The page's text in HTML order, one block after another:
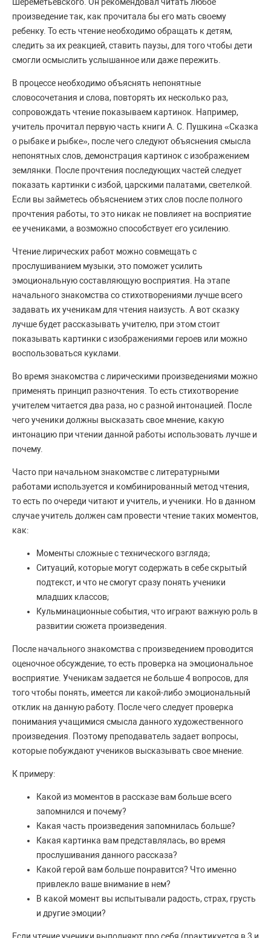
Шереметьевского. Он рекомендовал читать любое
произведение так, как прочитала бы его мать своему
ребенку. То есть чтение необходимо обращать к детям,
следить за их реакцией, ставить паузы, для того чтобы дети
смогли осмыслить услышанное или даже пережить.
В процессе необходимо объяснять непонятные
словосочетания и слова, повторять их несколько раз,
сопровождать чтение показываем картинок. Например,
учитель прочитал первую часть книги А. С. Пушкина «Сказка
о рыбаке и рыбке», после чего следуют объяснения смысла
непонятных слов, демонстрация картинок с изображением
землянки. После прочтения последующих частей следует
показать картинки с избой, царскими палатами, светелкой.
Если вы займетесь объяснением этих слов после полного
прочтения работы, то это никак не повлияет на восприятие
ее учениками, а возможно способствует его усилению.
Чтение лирических работ можно совмещать с
прослушиванием музыки, это поможет усилить
эмоциональную составляющую восприятия. На этапе
начального знакомства со стихотворениями лучше всего
задавать их ученикам для чтения наизусть. А вот сказку
лучше будет рассказывать учителю, при этом стоит
показывать картинки с изображениями героев или можно
воспользоваться куклами.
Во время знакомства с лирическими произведениями можно
применять принцип разночтения. То есть стихотворение
учителем читается два раза, но с разной интонацией. После
чего ученики должны высказать свое мнение, какую
интонацию при чтении данной работы использовать лучше и
почему.
Часто при начальном знакомстве с литературными
работами используется и комбинированный метод чтения,
то есть по очереди читают и учитель, и ученики. Но в данном
случае учитель должен сам провести чтение таких моментов,
как:
Моменты сложные с технического взгляда;
Ситуаций, которые могут содержать в себе скрытый
подтекст, и что не смогут сразу понять ученики
младших классов;
Кульминационные события, что играют важную роль в
развитии сюжета произведения.
После начального знакомства с произведением проводится
оценочное обсуждение, то есть проверка на эмоциональное
восприятие. Ученикам задается не больше 4 вопросов, для
того чтобы понять, имеется ли какой-либо эмоциональный
отклик на данную работу. После чего следует проверка
понимания учащимися смысла данного художественного
произведения. Поэтому преподаватель задает вопросы,
которые побуждают учеников высказывать свое мнение.
К примеру:
Какой из моментов в рассказе вам больше всего
запомнился и почему?
Какая часть произведения запомнилась больше?
Какая картинка вам представлялась, во время
прослушивания данного рассказа?
Какой герой вам больше понравится? Что именно
привлекло ваше внимание в нем?
В какой момент вы испытывали радость, страх, грусть
и другие эмоции?